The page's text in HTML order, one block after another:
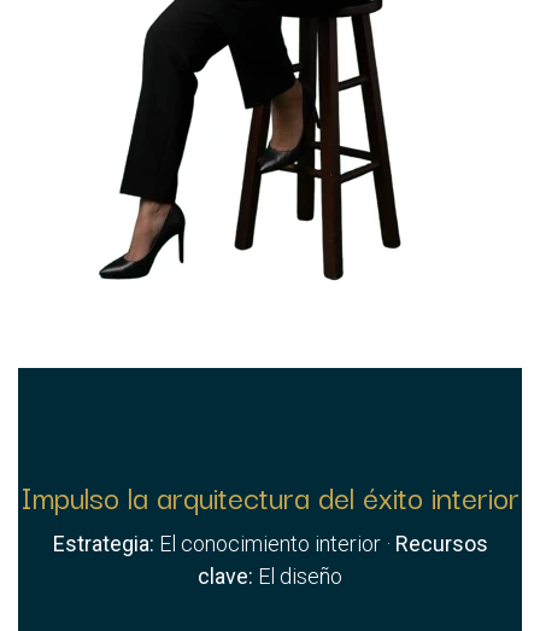
Impulso la arquitectura del éxito interior
Estrategia: El conocimiento interior · Recursos
clave: El diseño